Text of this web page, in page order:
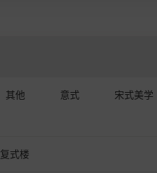
其他 意式 宋式美学
复式楼